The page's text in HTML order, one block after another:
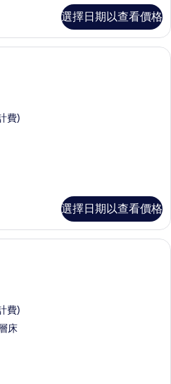
選擇日期以查看價格
豪華雙人房, 邊間 | 高級寢具、書桌、
費)
選擇日期以查看價格
家庭客房 | 高級寢具、書桌、筆電工
費)
床